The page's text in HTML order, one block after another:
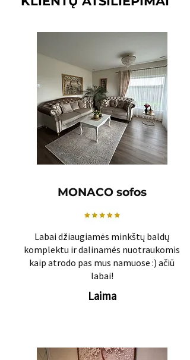
MONACO sofos
Labai džiaugiamės minkštų baldų
komplektu ir dalinamės nuotraukomis
kaip atrodo pas mus namuose :) ačiū
labai!
Laima